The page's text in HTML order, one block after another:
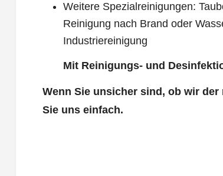
Weitere Spezialreinigungen:
Reinigung nach Brand oder
Industriereinigung
Mit Reinigungs- und
Wenn Sie unsicher sind, ob wir
Sie uns einfach.